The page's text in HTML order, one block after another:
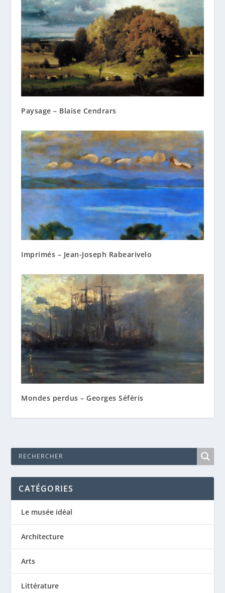
Paysage – Blaise Cendrars
Imprimés – Jean-Joseph Rabearivelo
Mondes perdus – Georges Séféris
CATÉGORIES
Le musée idéal
Architecture
Arts
Littérature